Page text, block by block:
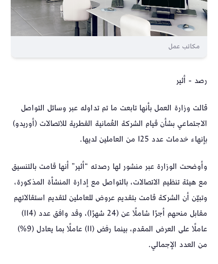
مكاتب عمل
رصد - أثير
قالت وزارة العمل بأنها تابعت ما تم تداوله عبر وسائل التواصل
الاجتماعي بشأن قيام الشركة العُمانية القطرية للاتصالات (أوريدو)
بإنهاء خدمات عدد 125 من العاملين لديها.
وأوضحت الوزارة عبر منشور لها رصدته “أثير” أنها قامت بالتنسيق
مع هيئة تنظيم الاتصالات، بالتواصل مع إدارة المنشأة المذكورة،
وتبيّن أن الشركة قامت بتقديم عروض للعاملين لتقديم استقالاتهم
مقابل منحهم أجرًا شاملًا عن (24 شهرًا)، وقد وافق عدد (114)
عاملًا على العرض المقدم، بينما رفض (11) عاملًا بما يعادل (9%)
من العدد الإجمالي.